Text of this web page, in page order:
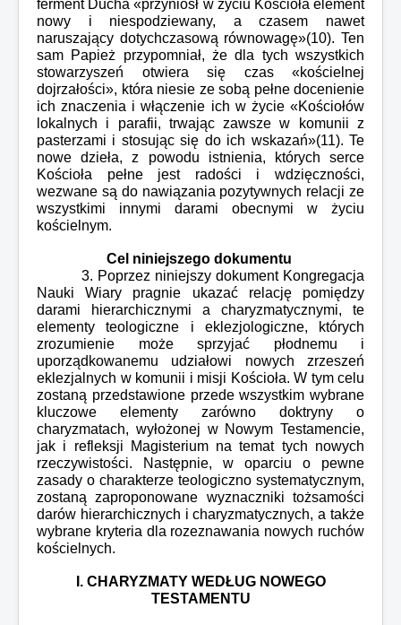
ferment Ducha «przyniósł w życiu Kościoła element
nowy i niespodziewany, a czasem nawet
naruszający dotychczasową równowagę»(10). Ten
sam Papież przypomniał, że dla tych wszystkich
stowarzyszeń otwiera się czas «kościelnej
dojrzałości», która niesie ze sobą pełne docenienie
ich znaczenia i włączenie ich w życie «Kościołów
lokalnych i parafii, trwając zawsze w komunii z
pasterzami i stosując się do ich wskazań»(11). Te
nowe dzieła, z powodu istnienia, których serce
Kościoła pełne jest radości i wdzięczności,
wezwane są do nawiązania pozytywnych relacji ze
wszystkimi innymi darami obecnymi w życiu
kościelnym.
Cel niniejszego dokumentu
3. Poprzez niniejszy dokument Kongregacja
Nauki Wiary pragnie ukazać relację pomiędzy
darami hierarchicznymi a charyzmatycznymi, te
elementy teologiczne i eklezjologiczne, których
zrozumienie może sprzyjać płodnemu i
uporządkowanemu udziałowi nowych zrzeszeń
eklezjalnych w komunii i misji Kościoła. W tym celu
zostaną przedstawione przede wszystkim wybrane
kluczowe elementy zarówno doktryny o
charyzmatach, wyłożonej w Nowym Testamencie,
jak i refleksji Magisterium na temat tych nowych
rzeczywistości. Następnie, w oparciu o pewne
zasady o charakterze teologiczno systematycznym,
zostaną zaproponowane wyznaczniki tożsamości
darów hierarchicznych i charyzmatycznych, a także
wybrane kryteria dla rozeznawania nowych ruchów
kościelnych.
I. CHARYZMATY WEDŁUG NOWEGO
TESTAMENTU